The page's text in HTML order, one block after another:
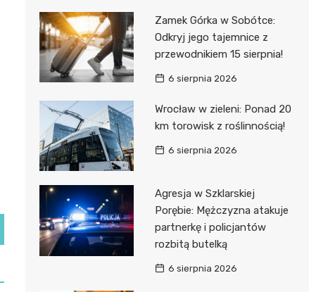
Zamek Górka w Sobótce:
Odkryj jego tajemnice z
przewodnikiem 15 sierpnia!
6 sierpnia 2026
Wrocław w zieleni: Ponad 20
km torowisk z roślinnością!
6 sierpnia 2026
Agresja w Szklarskiej
Porębie: Mężczyzna atakuje
partnerkę i policjantów
rozbitą butelką
6 sierpnia 2026